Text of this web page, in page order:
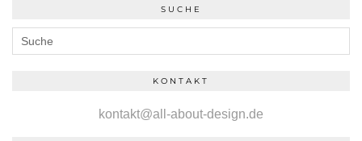
SUCHE
KONTAKT
kontakt@all-about-design.de